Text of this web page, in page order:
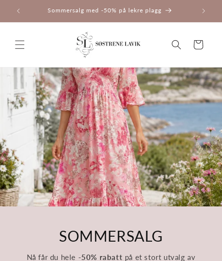
videre til
Sommersalg med -50% på lekre plagg
Handlekurv
SOMMERSALG
Nå får du hele -50% rabatt på et stort utvalg av